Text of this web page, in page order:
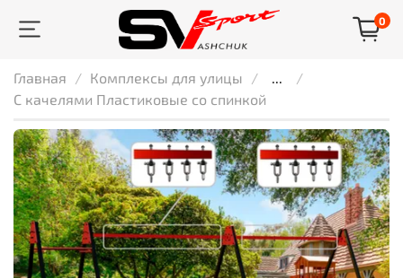
0
Главная Комплексы для улицы
...
С качелями Пластиковые со спинкой